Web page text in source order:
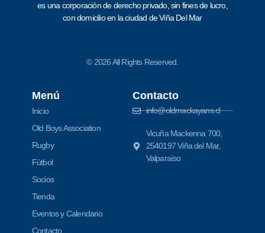
es una corporación de derecho privado, sin fines de lucro,
con domicilio en la ciudad de Viña Del Mar
© 2026 All Rights Reserved.
Menú
Inicio
Old Boys Association
Rugby
Fútbol
Socios
Tienda
Eventos y Calendario
Contacto
Contacto
info@oldmackayans.cl
Vicuña Mackenna 700,
2540197 Viña del Mar,
Valparaíso